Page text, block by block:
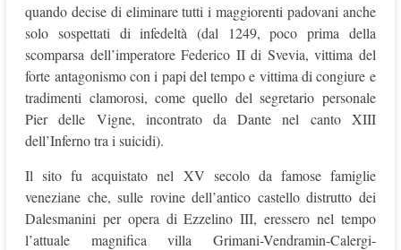
quando decise di eliminare tutti i maggiorenti padovani anche
solo sospettati di infedeltà (dal 1249, poco prima della
scomparsa dell’imperatore Federico II di Svevia, vittima del
forte antagonismo con i papi del tempo e vittima di congiure e
tradimenti clamorosi, come quello del segretario personale
Pier delle Vigne, incontrato da Dante nel canto XIII
dell’Inferno tra i suicidi).
Il sito fu acquistato nel XV secolo da famose famiglie
veneziane che, sulle rovine dell’antico castello distrutto dei
Dalesmanini per opera di Ezzelino III, eressero nel tempo
l’attuale magnifica villa Grimani-Vendramin-Calergi-